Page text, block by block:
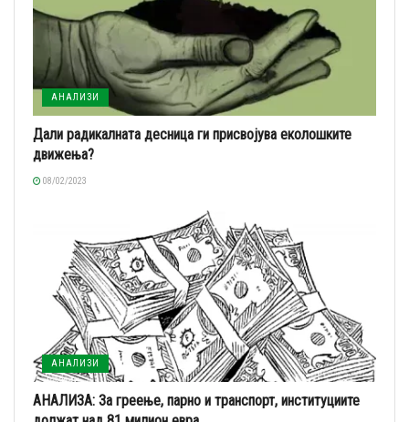
АНАЛИЗИ
Дали радикалната десница ги присвојува еколошките
движења?
08/02/2023
АНАЛИЗИ
АНАЛИЗА: За греење, парно и транспорт, институциите